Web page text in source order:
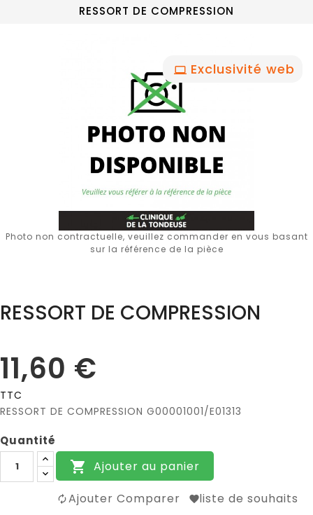
RESSORT DE COMPRESSION
Exclusivité web
Photo non contractuelle, veuillez commander en vous basant
sur la référence de la pièce
RESSORT DE COMPRESSION
11,60 €
TTC
RESSORT DE COMPRESSION G00001001/E01313
Quantité
 Ajouter au panier
Ajouter Comparer liste de souhaits